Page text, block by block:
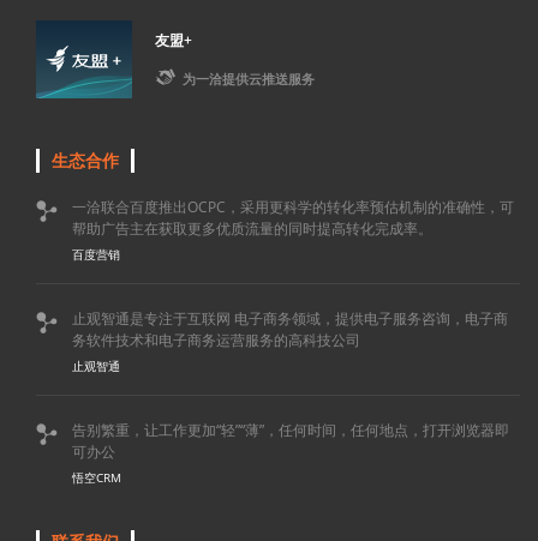
友盟+
 为一洽提供云推送服务
生态合作

一洽联合百度推出OCPC，采用更科学的转化率预估机制的准确性，可
帮助广告主在获取更多优质流量的同时提高转化完成率。
百度营销

止观智通是专注于互联网 电子商务领域，提供电子服务咨询，电子商
务软件技术和电子商务运营服务的高科技公司
止观智通

告别繁重，让工作更加“轻”“薄”，任何时间，任何地点，打开浏览器即
可办公
悟空CRM